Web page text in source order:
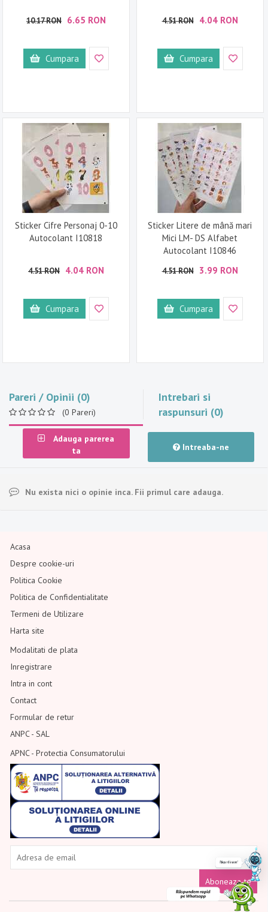
10.17 RON 6.65 RON
Cumpara
4.51 RON 4.04 RON
Cumpara
Sticker Cifre Personaj 0-10
Autocolant I10818
4.51 RON 4.04 RON
Cumpara
Sticker Litere de mână mari
Mici LM- DS Alfabet
Autocolant I10846
4.51 RON 3.99 RON
Cumpara
Pareri / Opinii (0)
(0 Pareri)
Intrebari si
raspunsuri (0)
Adauga parerea
ta
Intreaba-ne
Nu exista nici o opinie inca. Fii primul care adauga.
Acasa
Despre cookie-uri
Politica Cookie
Politica de Confidentialitate
Termeni de Utilizare
Harta site
Modalitati de plata
Inregistrare
Intra in cont
Contact
Formular de retur
ANPC - SAL
APNC - Protectia Consumatorului
Aboneaza-te